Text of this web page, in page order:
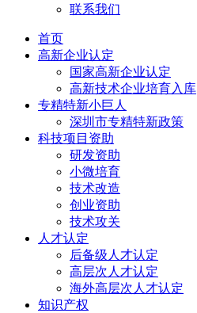
联系我们
首页
高新企业认定
国家高新企业认定
高新技术企业培育入库
专精特新小巨人
深圳市专精特新政策
科技项目资助
研发资助
小微培育
技术改造
创业资助
技术攻关
人才认定
后备级人才认定
高层次人才认定
海外高层次人才认定
知识产权